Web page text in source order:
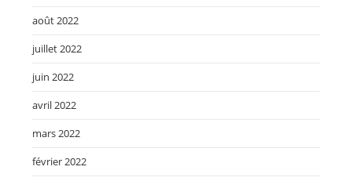
août 2022
juillet 2022
juin 2022
avril 2022
mars 2022
février 2022